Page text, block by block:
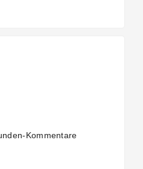
Kommentare